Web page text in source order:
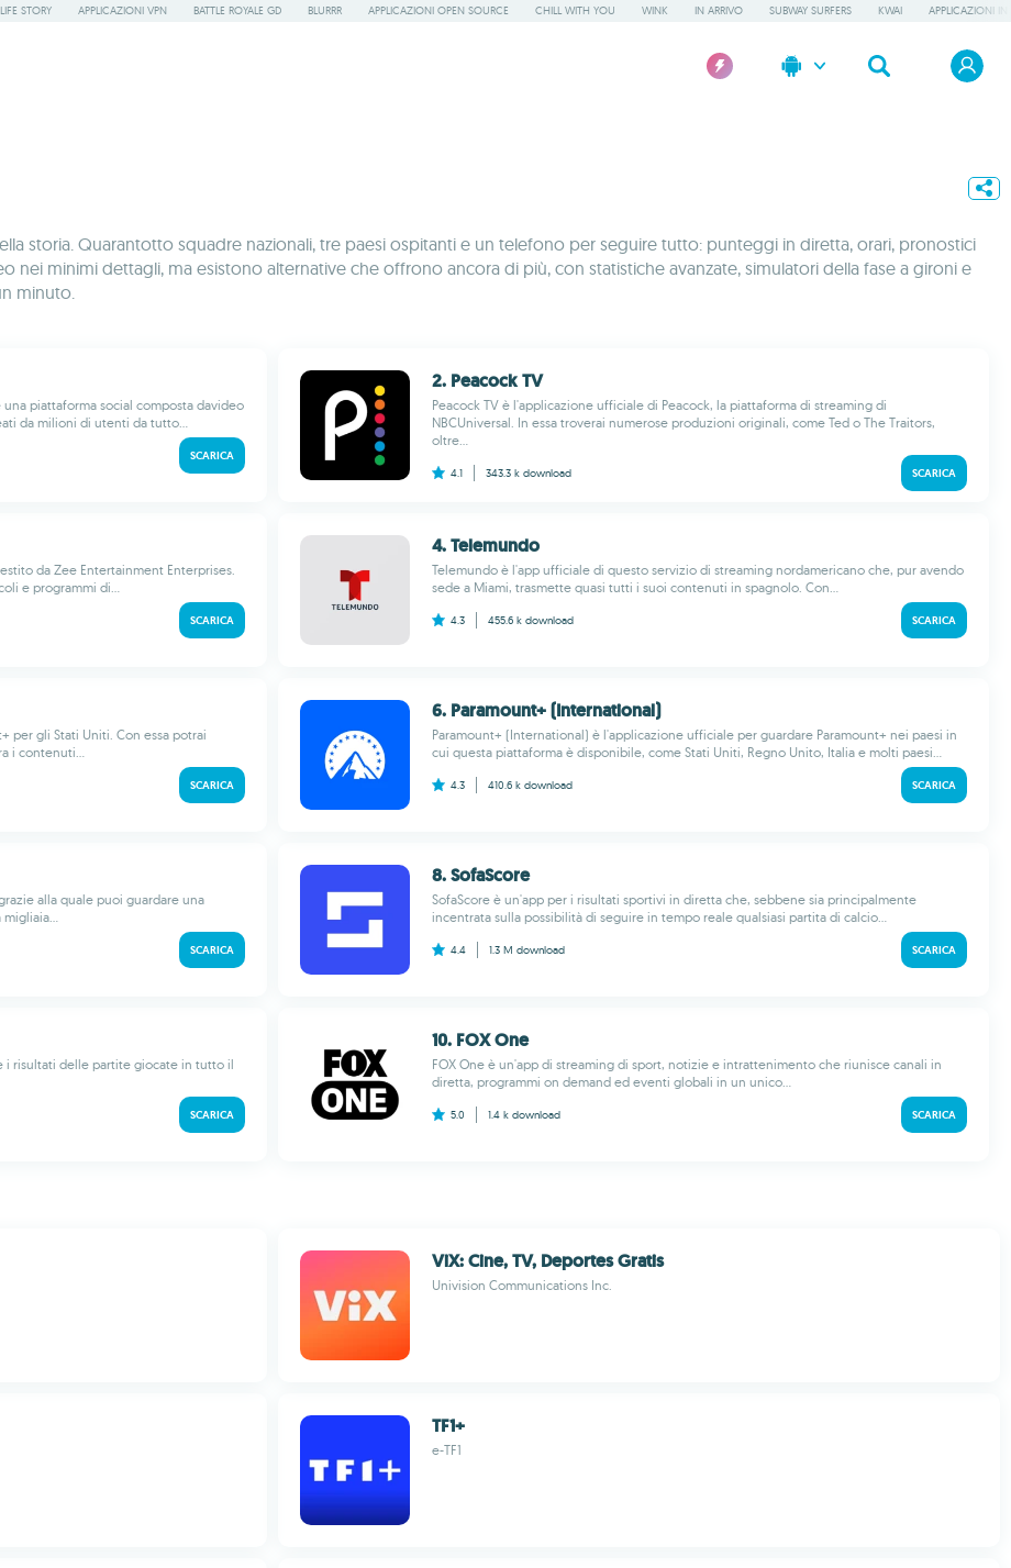
STORY APPLICAZIONI VPN BATTLE ROYALE GD BLURRR APPLICAZIONI OPEN SOURCE CHILL WITH YOU WINK IN ARRIVO SUBWAY SURFERS KWAI APPLICAZIONI IN
storia. Quarantotto squadre nazionali, tre paesi ospitanti e un telefono per seguire tutto: punteggi in diretta, orari, pronostici
nei minimi dettagli, ma esistono alternative che offrono ancora di più, con statistiche avanzate, simulatori della fase a gironi e
minuto.
piattaforma social composta davideo
da milioni di utenti da tutto...
SCARICA
2. Peacock TV
Peacock TV è l'applicazione ufficiale di Peacock, la piattaforma di streaming di
NBCUniversal. In essa troverai numerose produzioni originali, come Ted o The Traitors,
oltre...
4.1 343.3 k download SCARICA
da Zee Entertainment Enterprises.
e programmi di...
SCARICA
4. Telemundo
Telemundo è l'app ufficiale di questo servizio di streaming nordamericano che, pur avendo
sede a Miami, trasmette quasi tutti i suoi contenuti in spagnolo. Con...
4.3 455.6 k download SCARICA
per gli Stati Uniti. Con essa potrai
i contenuti...
SCARICA
6. Paramount+ (International)
Paramount+ (International) è l'applicazione ufficiale per guardare Paramount+ nei paesi in
cui questa piattaforma è disponibile, come Stati Uniti, Regno Unito, Italia e molti paesi...
4.3 410.6 k download SCARICA
alla quale puoi guardare una
SCARICA
8. SofaScore
SofaScore è un'app per i risultati sportivi in diretta che, sebbene sia principalmente
incentrata sulla possibilità di seguire in tempo reale qualsiasi partita di calcio...
4.4 1.3 M download SCARICA
i risultati delle partite giocate in tutto il
SCARICA
10. FOX One
FOX One è un'app di streaming di sport, notizie e intrattenimento che riunisce canali in
diretta, programmi on demand ed eventi globali in un unico...
5.0 1.4 k download SCARICA
ViX: Cine, TV, Deportes Gratis
Univision Communications Inc.
TF1+
e-TF1